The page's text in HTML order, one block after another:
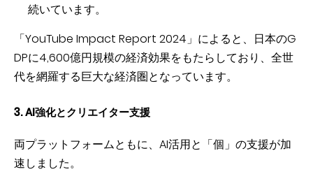
続いています。
「YouTube Impact Report 2024」によると、日本のG
DPに4,600億円規模の経済効果をもたらしており、全世
代を網羅する巨大な経済圏となっています。
3. AI強化とクリエイター支援
両プラットフォームともに、AI活用と「個」の支援が加
速しました。